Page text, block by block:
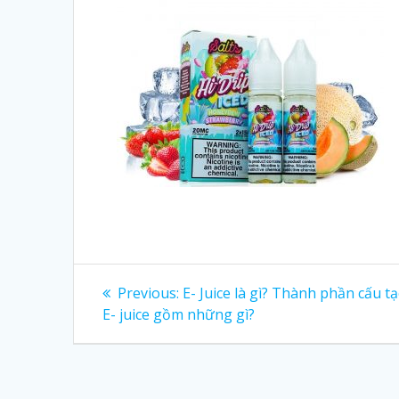
Post
navigation
Previous: Previous
post:
E- Juice là gì? Thành phần cấu
E- juice gồm những gì?